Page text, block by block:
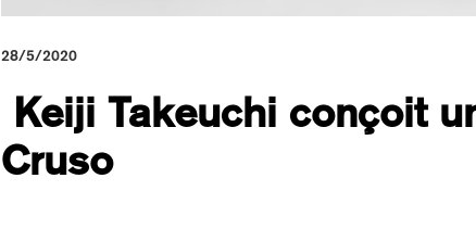
28/5/2020
Keiji Takeuchi conçoit
Cruso